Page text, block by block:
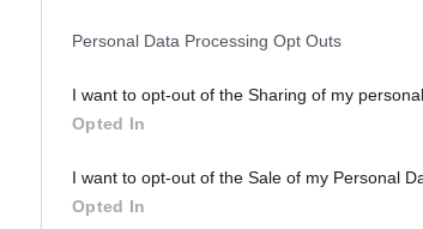
Personal Data Processing Opt Outs
I want to opt-out of the Sharing of my personal
Opted In
I want to opt-out of the Sale of my Personal
Opted In